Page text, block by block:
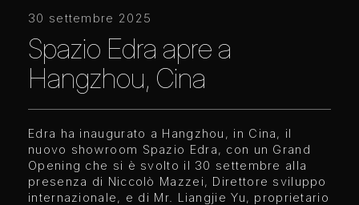
30 settembre 2025
Spazio Edra apre a
Hangzhou, Cina
Edra ha inaugurato a Hangzhou, in Cina, il
nuovo showroom Spazio Edra, con un Grand
Opening che si è svolto il 30 settembre alla
presenza di Niccolò Mazzei, Direttore sviluppo
internazionale, e di Mr. Liangjie Yu, proprietario